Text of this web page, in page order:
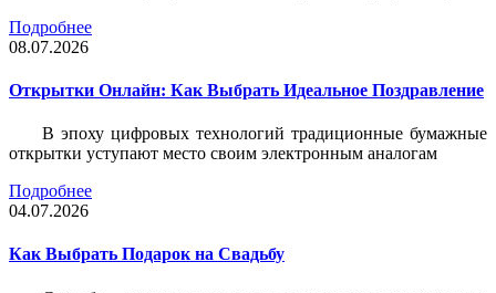
Подробнее
08.07.2026
Открытки Онлайн: Как Выбрать Идеальное Поздравление
В эпоху цифровых технологий традиционные бумажные
открытки уступают место своим электронным аналогам
Подробнее
04.07.2026
Как Выбрать Подарок на Свадьбу